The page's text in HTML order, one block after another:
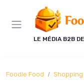
LE MÉDIA B2B
Foodie Food Shopping
Panneau de gestion